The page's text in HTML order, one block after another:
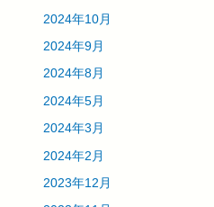
2024年10月
2024年9月
2024年8月
2024年5月
2024年3月
2024年2月
2023年12月